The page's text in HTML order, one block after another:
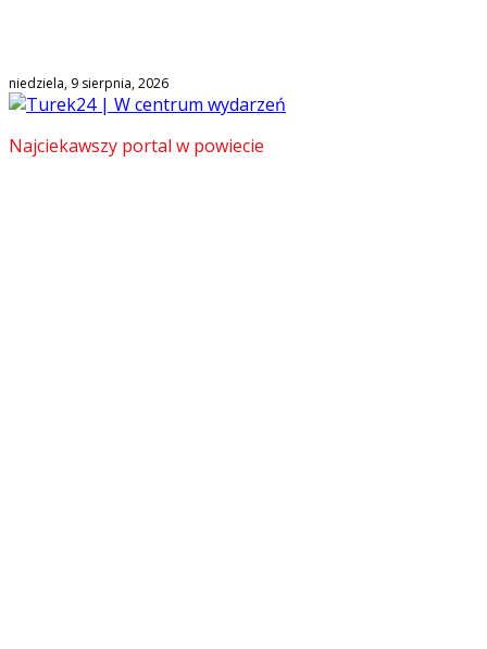
niedziela, 9 sierpnia, 2026
Najciekawszy portal w powiecie